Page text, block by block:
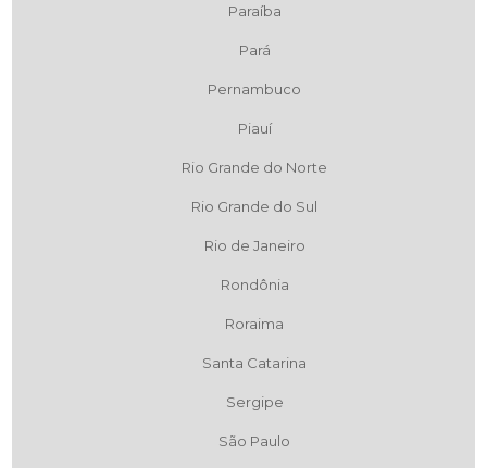
Paraíba
Pará
Pernambuco
Piauí
Rio Grande do Norte
Rio Grande do Sul
Rio de Janeiro
Rondônia
Roraima
Santa Catarina
Sergipe
São Paulo